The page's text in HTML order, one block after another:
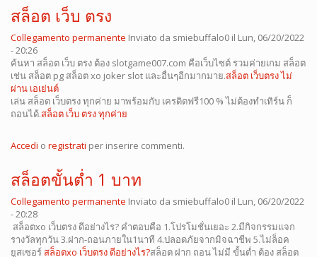
สล็อต เว็บ ตรง
Collegamento permanente Inviato da smiebuffalo0 il Lun, 06/20/2022
- 20:26
ค้นหา สล็อต เว็บ ตรง ต้อง slotgame007.com คือเว็บไซต์ รวมค่ายเกม สล็อต
เช่น สล็อต pg สล็อต xo joker slot และอื่นๆอีกมากมาย.สล็อต เว็บตรง ไม่
ผ่าน เอเย่นต์
เล่น สล็อต เว็บตรง ทุกค่าย มาพร้อมกับ เครดิตฟรี100 % ไม่ต้องทำเทิร์น ก็
ถอนได้.สล็อต เว็บ ตรง ทุกค่าย
Accedi o registrati per inserire commenti.
สล็อตขั้นต่ำ 1 บาท
Collegamento permanente Inviato da smiebuffalo0 il Lun, 06/20/2022
- 20:28
สล็อตxo เว็บตรง ดีอย่างไร? คำตอบคือ 1.โปรโมชั่นเยอะ 2.มีกิจกรรมแจก
รางวัลทุกวัน 3.ฝาก-ถอนภายใน1นาที 4.ปลอดภัยจากมิจฉาชีพ 5.ไม่ล็อค
ยูสเซอร์ สล็อตxo เว็บตรง ดีอย่างไร?สล็อต ฝาก ถอน ไม่มี ขั้นต่ำ ต้อง สล็อต